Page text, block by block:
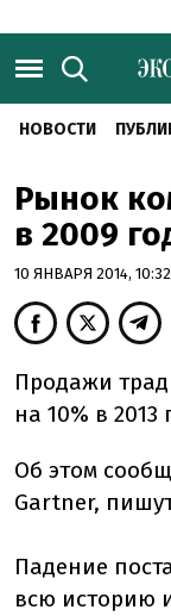
НОВОСТИ
Рынок
в 2009
10 ЯНВАРЯ 2014, 10:32
Продажи
на 10% в 2013
Об этом
Gartner,
Падение
всю историю